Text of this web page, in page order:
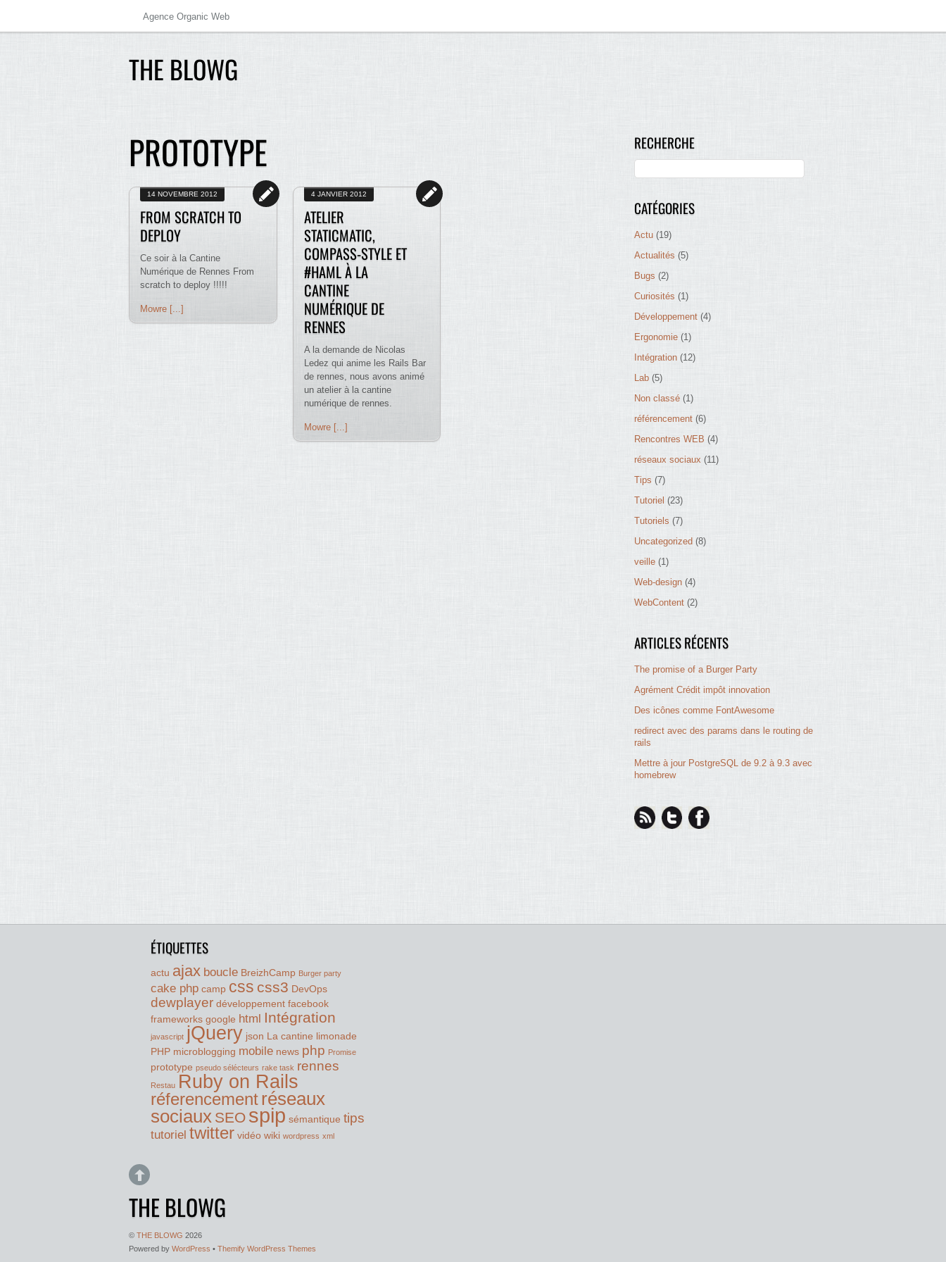
THE BLOWG
Agence Organic Web
PROTOTYPE
14 NOVEMBRE 2012
FROM SCRATCH TO
DEPLOY
Ce soir à la Cantine
Numérique de Rennes From
scratch to deploy !!!!!
Mowre [...]
4 JANVIER 2012
ATELIER
STATICMATIC,
COMPASS-STYLE ET
#HAML À LA
CANTINE
NUMÉRIQUE DE
RENNES
A la demande de Nicolas
Ledez qui anime les Rails Bar
de rennes, nous avons animé
un atelier à la cantine
numérique de rennes.
Mowre [...]
RECHERCHE
CATÉGORIES
Actu (19)
Actualités (5)
Bugs (2)
Curiosités (1)
Développement (4)
Ergonomie (1)
Intégration (12)
Lab (5)
Non classé (1)
référencement (6)
Rencontres WEB (4)
réseaux sociaux (11)
Tips (7)
Tutoriel (23)
Tutoriels (7)
Uncategorized (8)
veille (1)
Web-design (4)
WebContent (2)
ARTICLES RÉCENTS
The promise of a Burger Party
Agrément Crédit impôt innovation
Des icônes comme FontAwesome
redirect avec des params dans le routing de
rails
Mettre à jour PostgreSQL de 9.2 à 9.3 avec
homebrew
ÉTIQUETTES
actu ajax boucle BreizhCamp Burger party
cake php camp css css3 DevOps
dewplayer développement facebook
frameworks google html Intégration
javascript jQuery json La cantine limonade
PHP microblogging mobile news php Promise
prototype pseudo sélécteurs rake task rennes
Restau Ruby on Rails
réferencementréseaux
sociaux SEO spip sémantique tips
tutoriel twitter vidéo wiki wordpress xml
THE BLOWG
© THE BLOWG 2026
Powered by WordPress • Themify WordPress Themes